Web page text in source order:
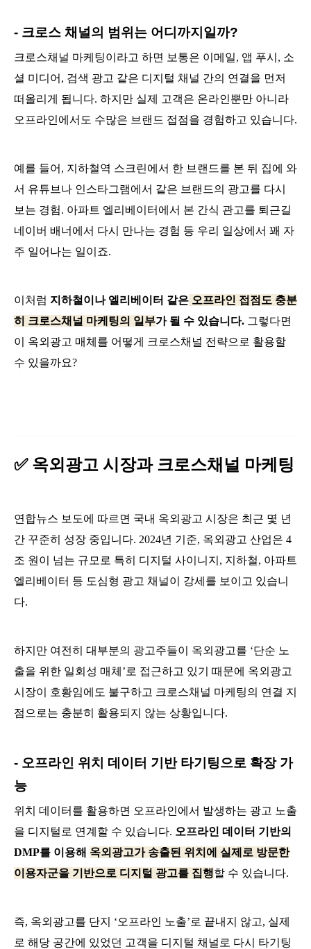
- 크로스 채널의 범위는 어디까지일까?
크로스채널 마케팅이라고 하면 보통은 이메일, 앱 푸시, 소
셜 미디어, 검색 광고 같은 디지털 채널 간의 연결을 먼저
떠올리게 됩니다. 하지만 실제 고객은 온라인뿐만 아니라
오프라인에서도 수많은 브랜드 접점을 경험하고 있습니다.
예를 들어, 지하철역 스크린에서 한 브랜드를 본 뒤 집에 와
서 유튜브나 인스타그램에서 같은 브랜드의 광고를 다시
보는 경험. 아파트 엘리베이터에서 본 간식 관고를 퇴근길
네이버 배너에서 다시 만나는 경험 등 우리 일상에서 꽤 자
주 일어나는 일이죠.
이처럼 지하철이나 엘리베이터 같은 오프라인 접점도 충분
히 크로스채널 마케팅의 일부가 될 수 있습니다. 그렇다면
이 옥외광고 매체를 어떻게 크로스채널 전략으로 활용할
수 있을까요?
✅ 옥외광고 시장과 크로스채널 마케팅
연합뉴스 보도에 따르면 국내 옥외광고 시장은 최근 몇 년
간 꾸준히 성장 중입니다. 2024년 기준, 옥외광고 산업은 4
조 원이 넘는 규모로 특히 디지털 사이니지, 지하철, 아파트
엘리베이터 등 도심형 광고 채널이 강세를 보이고 있습니
다.
하지만 여전히 대부분의 광고주들이 옥외광고를 ‘단순 노
출을 위한 일회성 매체’로 접근하고 있기 때문에 옥외광고
시장이 호황임에도 불구하고 크로스채널 마케팅의 연결 지
점으로는 충분히 활용되지 않는 상황입니다.
- 오프라인 위치 데이터 기반 타기팅으로 확장 가
능
위치 데이터를 활용하면 오프라인에서 발생하는 광고 노출
을 디지털로 연계할 수 있습니다. 오프라인 데이터 기반의
DMP를 이용해 옥외광고가 송출된 위치에 실제로 방문한
이용자군을 기반으로 디지털 광고를 집행할 수 있습니다.
즉, 옥외광고를 단지 ‘오프라인 노출’로 끝내지 않고, 실제
로 해당 공간에 있었던 고객을 디지털 채널로 다시 타기팅